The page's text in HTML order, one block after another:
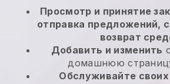
Просмотр и принятие
отправка предложений,
возврат
Добавить и изменить
домашнюю
Обслуживайте своих